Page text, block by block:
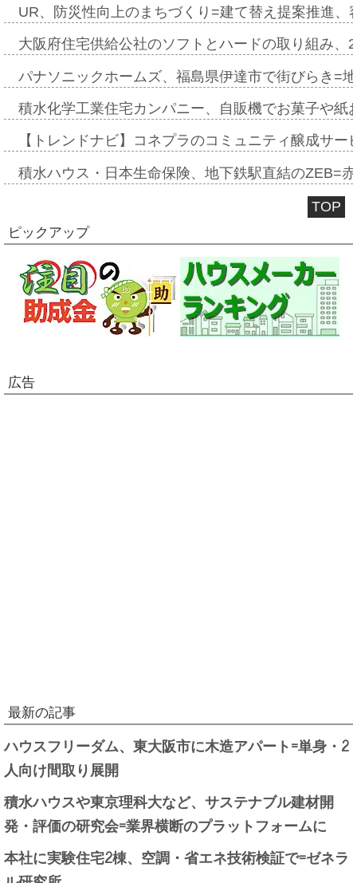
UR、防災性向上のまちづくり=建て替え提案推進
大阪府住宅供給公社のソフトとハードの取り組み
パナソニックホームズ、福島県伊達市で街びらき=
積水化学工業住宅カンパニー、自販機でお菓子や
【トレンドナビ】コネプラのコミュニティ醸成サ
積水ハウス・日本生命保険、地下鉄駅直結のZEB=
TOP
ピックアップ
広告
最新の記事
ハウスフリーダム、東大阪市に木造アパート=単身・2
人向け間取り展開
積水ハウスや東京理科大など、サステナブル建材開
発・評価の研究会=業界横断のプラットフォームに
本社に実験住宅2棟、空調・省エネ技術検証で=ゼネラ